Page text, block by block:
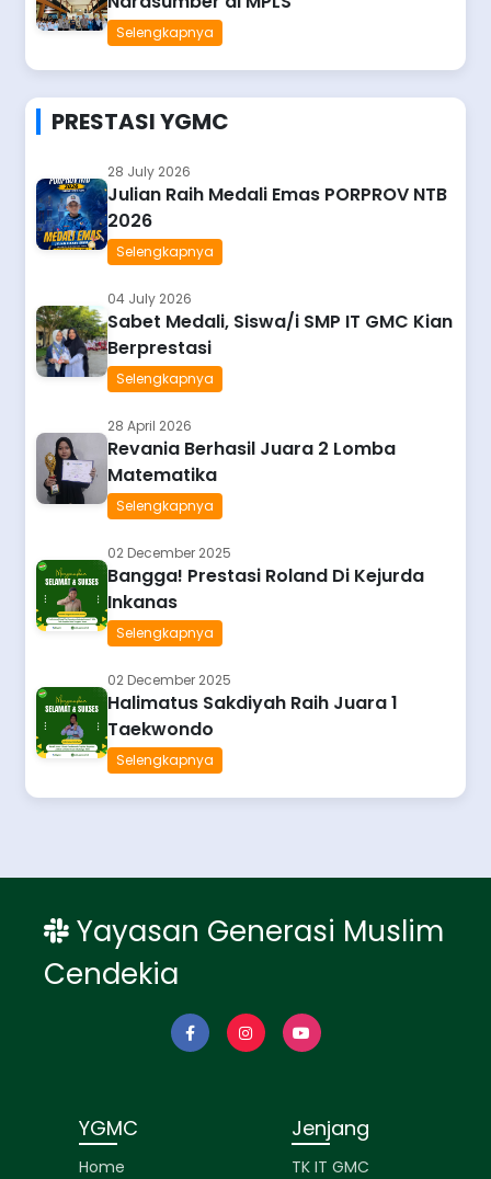
Selengkapnya
PRESTASI YGMC
28 July 2026
Julian Raih Medali Emas PORPROV NTB
2026
Selengkapnya
04 July 2026
Sabet Medali, Siswa/i SMP IT GMC Kian
Berprestasi
Selengkapnya
28 April 2026
Revania Berhasil Juara 2 Lomba
Matematika
Selengkapnya
02 December 2025
Bangga! Prestasi Roland Di Kejurda
Inkanas
Selengkapnya
02 December 2025
Halimatus Sakdiyah Raih Juara 1
Taekwondo
Selengkapnya
Yayasan Generasi Muslim
Cendekia
YGMC
Home
Jenjang
TK IT GMC